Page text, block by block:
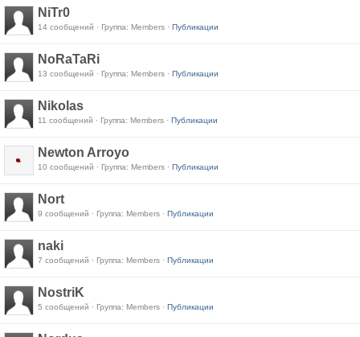
NiTr0
14 сообщений · Группа: Members · Публикации
NoRaTaRi
13 сообщений · Группа: Members · Публикации
Nikolas
11 сообщений · Группа: Members · Публикации
Newton Arroyo
10 сообщений · Группа: Members · Публикации
Nort
9 сообщений · Группа: Members · Публикации
naki
7 сообщений · Группа: Members · Публикации
NostriK
5 сообщений · Группа: Members · Публикации